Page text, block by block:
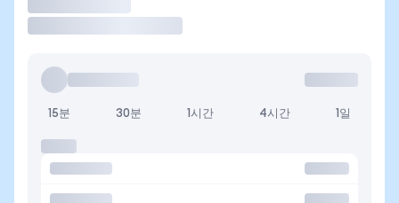
15분 30분 1시간 4시간 1일